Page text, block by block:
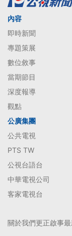
內容
即時新聞
專題策展
數位敘事
當期節目
深度報導
觀點
公廣集團
公共電視
PTS TW
公視台語台
中華電視公司
客家電視台
關於我們更正啟事